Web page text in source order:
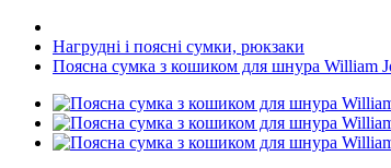
Нагрудні і поясні сумки, рюкзаки
Поясна сумка з кошиком для шнура William